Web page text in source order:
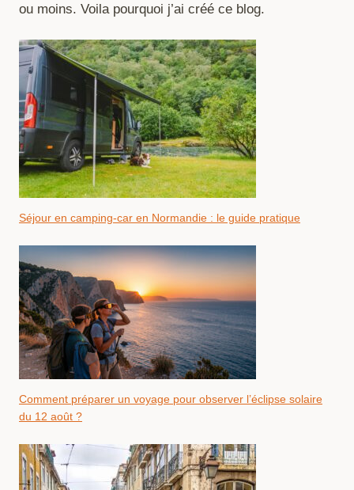
ou moins. Voila pourquoi j’ai créé ce blog.
Séjour en camping-car en Normandie : le guide pratique
Comment préparer un voyage pour observer l’éclipse solaire
du 12 août ?